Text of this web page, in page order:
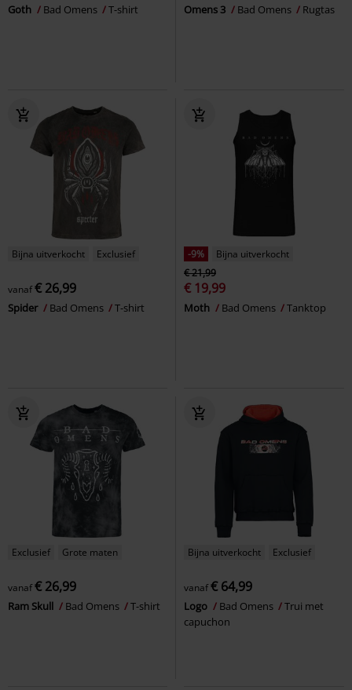
Goth Bad Omens T-shirt Omens 3 Bad Omens Rugtas
Bijna uitverkocht Exclusief
vanaf€ 26,99
Spider Bad Omens T-shirt
-9%
Bijna uitverkocht
€ 21,99
€ 19,99
Moth Bad Omens Tanktop
Exclusief Grote maten
vanaf€ 26,99
Ram Skull Bad Omens T-shirt
Bijna uitverkocht Exclusief
vanaf€ 64,99
Logo Bad Omens
Trui met
capuchon